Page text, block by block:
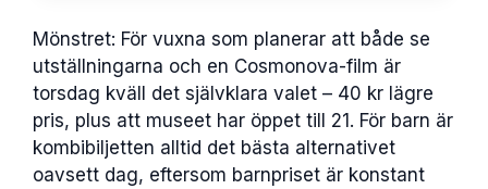
Mönstret: För vuxna som planerar att både se
utställningarna och en Cosmonova-film är
torsdag kväll det självklara valet – 40 kr lägre
pris, plus att museet har öppet till 21. För barn är
kombibiljetten alltid det bästa alternativet
oavsett dag, eftersom barnpriset är konstant